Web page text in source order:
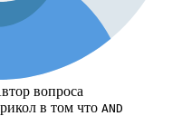
вопроса
в том что AND